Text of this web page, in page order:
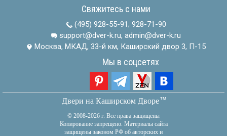
Свяжитесь с нами
(495) 928-55-91; 928-71-90
support@dver-k.ru, admin@dver-k.ru
Москва, МКАД, 33-й км, Каширский двор 3, П-15
Мы в соцсетях
Двери на Каширском Дворетм
© 2008-2026 г. Все права защищены
Копирование запрещено. Материалы сайта
защищены законом РФ об авторских и